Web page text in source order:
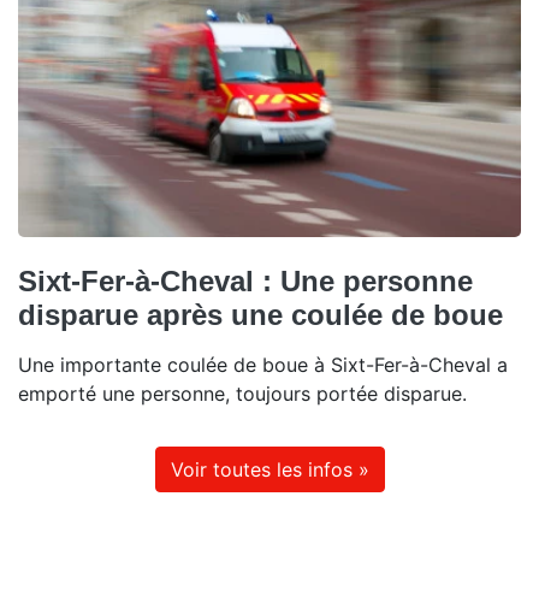
Sixt-Fer-à-Cheval : Une personne
disparue après une coulée de boue
Une importante coulée de boue à Sixt-Fer-à-Cheval a
emporté une personne, toujours portée disparue.
Voir toutes les infos »